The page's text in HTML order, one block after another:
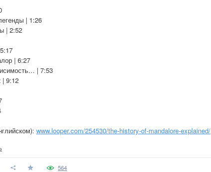
| 1:26
| 2:52
| 6:27
| 7:53
| 9:12
www.looper.com/254530/the-history-of-mandalore-explained/
564